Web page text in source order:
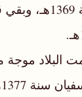
عاد إلى نزوى
البلاد
1377هـ.